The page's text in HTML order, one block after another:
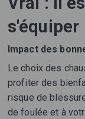
s'équiper
Impact des
Le choix des
profiter des
risque de
de foulée et à